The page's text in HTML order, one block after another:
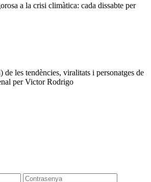
a la crisi climàtica: cada dissabte per
les tendències, viralitats i personatges de
per Victor Rodrigo